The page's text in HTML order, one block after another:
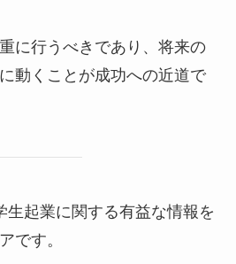
に行うべきであり、将来の
動くことが成功への近道で
生起業に関する有益な情報を
です。